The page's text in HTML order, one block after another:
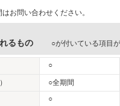
お問い合わせください。
るもの ○が付いている項目
○
○全期間
○